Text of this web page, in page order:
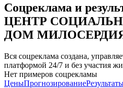
Соцреклама и
ЦЕНТР
ДОМ
Вся соцреклама создана,
платформой 24/7 и без участия
Нет примеров соцрекламы
ЦеныПрогнозирование